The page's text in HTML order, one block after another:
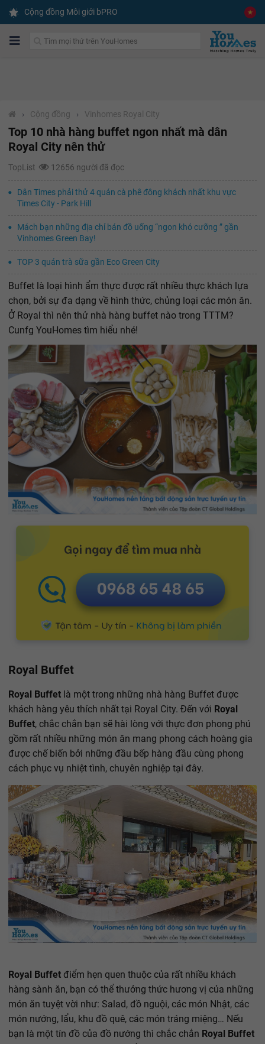
Cộng đồng Môi giới bPRO
› Cộng đồng › Vinhomes Royal City
Top 10 nhà hàng buffet ngon nhất mà dân
Royal City nên thử
TopList 12656 người đã đọc
Dân Times phải thử 4 quán cà phê đông khách nhất khu vực
Times City - Park Hill
Mách bạn những địa chỉ bán đồ uống “ngon khó cưỡng ” gần
Vinhomes Green Bay!
TOP 3 quán trà sữa gần Eco Green City
Buffet là loại hình ẩm thực được rất nhiều thực khách lựa
chọn, bởi sự đa dạng về hình thức, chủng loại các món ăn.
Ở Royal thì nên thử nhà hàng buffet nào trong TTTM?
Cunfg YouHomes tìm hiểu nhé!
Royal Buffet
Royal Buffet là một trong những nhà hàng Buffet được
khách hàng yêu thích nhất tại Royal City. Đến với Royal
Buffet, chắc chắn bạn sẽ hài lòng với thực đơn phong phú
gồm rất nhiều những món ăn mang phong cách hoàng gia
được chế biến bởi những đầu bếp hàng đầu cùng phong
cách phục vụ nhiệt tình, chuyên nghiệp tại đây.
Royal Buffet điểm hẹn quen thuộc của rất nhiều khách
hàng sành ăn, bạn có thể thưởng thức hương vị của những
món ăn tuyệt vời như: Salad, đồ nguội, các món Nhật, các
món nướng, lẩu, khu đồ quê, các món tráng miệng… Nếu
bạn là một tín đồ của đồ nướng thì chắc chắn Royal Buffet